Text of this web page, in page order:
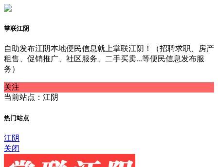
掌联江阴
自助发布江阴本地便民信息就上掌联江阴！（招聘求职、房产
租售、促销推广、社区服务、二手买卖...等便民信息发布服
务）
关注
当前站点：江阴
热门站点
江阴
关闭